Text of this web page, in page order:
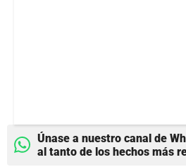
Únase a nuestro canal de
al tanto de los hechos más